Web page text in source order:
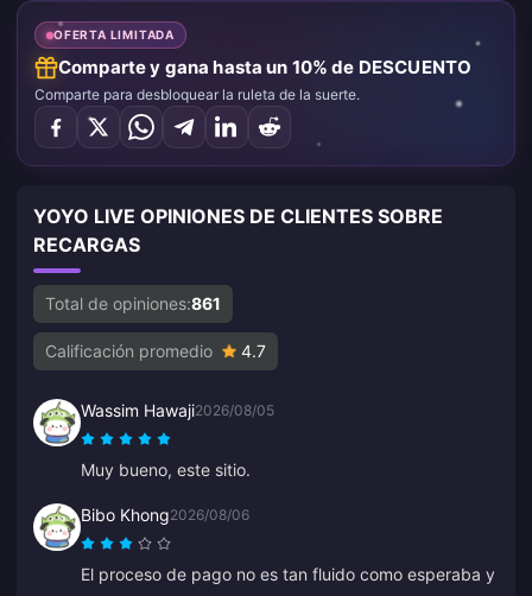
OFERTA LIMITADA
Comparte y gana hasta un 10% de DESCUENTO
Comparte para desbloquear la ruleta de la suerte.
YOYO LIVE OPINIONES DE CLIENTES SOBRE
RECARGAS
Total de opiniones:861
Calificación promedio 4.7
Wassim Hawaji2026/08/05
Muy bueno, este sitio.
Bibo Khong2026/08/06
El proceso de pago no es tan fluido como esperaba y